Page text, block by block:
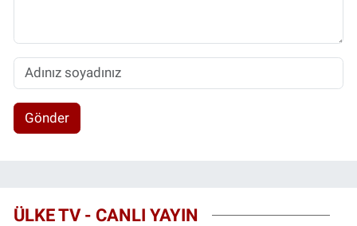
Gönder
ÜLKE TV - CANLI YAYIN